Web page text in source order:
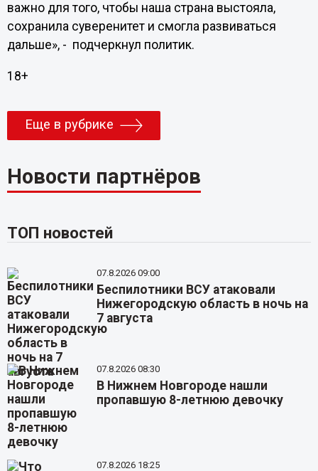
важно для того, чтобы наша страна выстояла,
сохранила суверенитет и смогла развиваться
дальше», - подчеркнул политик.
18+
Еще в рубрике
Новости партнёров
ТОП новостей
07.8.2026 09:00
Беспилотники ВСУ атаковали
Нижегородскую область в ночь на
7 августа
07.8.2026 08:30
В Нижнем Новгороде нашли
пропавшую 8-летнюю девочку
07.8.2026 18:25